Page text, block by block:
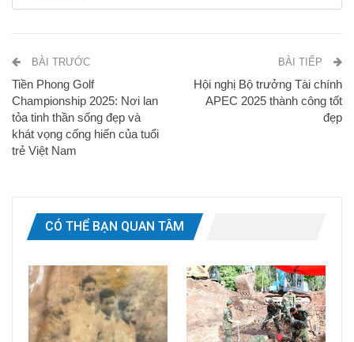
BÀI TRƯỚC
Tiền Phong Golf
Championship 2025: Nơi lan
tỏa tinh thần sống đẹp và
khát vọng cống hiến của tuổi
trẻ Việt Nam
BÀI TIẾP
Hội nghị Bộ trưởng Tài chính
APEC 2025 thành công tốt
đẹp
CÓ THỂ BẠN QUAN TÂM